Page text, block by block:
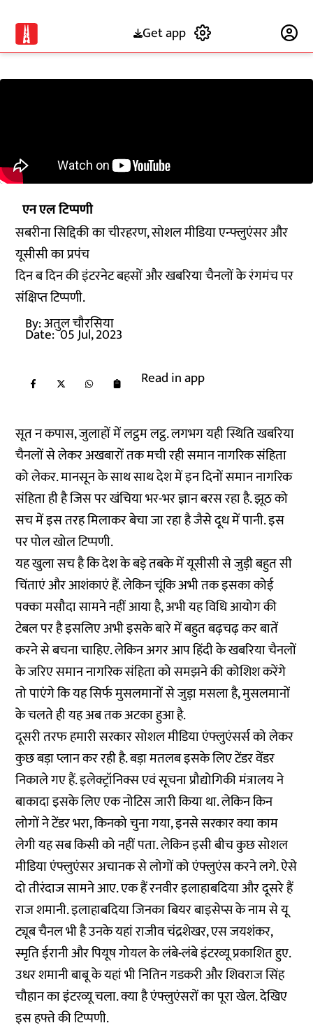
Get app
एन एल टिप्पणी
सबरीना सिद्दिकी का चीरहरण, सोशल मीडिया एन्फ्लुएंसर और
यूसीसी का प्रपंच
दिन ब दिन की इंटरनेट बहसों और खबरिया चैनलों के रंगमंच पर
संक्षिप्त टिप्पणी.
By:अतुल चौरसिया
Date: 05 Jul, 2023
Read in app
सूत न कपास, जुलाहों में लट्ठम लट्ठ. लगभग यही स्थिति खबरिया
चैनलों से लेकर अखबारों तक मची रही समान नागरिक संहिता
को लेकर. मानसून के साथ साथ देश में इन दिनों समान नागरिक
संहिता ही है जिस पर खंचिया भर-भर ज्ञान बरस रहा है. झूठ को
सच में इस तरह मिलाकर बेचा जा रहा है जैसे दूध में पानी. इस
पर पोल खोल टिप्पणी.
यह खुला सच है कि देश के बड़े तबके में यूसीसी से जुड़ी बहुत सी
चिंताएं और आशंकाएं हैं. लेकिन चूंकि अभी तक इसका कोई
पक्का मसौदा सामने नहीं आया है, अभी यह विधि आयोग की
टेबल पर है इसलिए अभी इसके बारे में बहुत बढ़चढ़ कर बातें
करने से बचना चाहिए. लेकिन अगर आप हिंदी के खबरिया चैनलों
के जरिए समान नागरिक संहिता को समझने की कोशिश करेंगे
तो पाएंगे कि यह सिर्फ मुसलमानों से जुड़ा मसला है, मुसलमानों
के चलते ही यह अब तक अटका हुआ है.
दूसरी तरफ हमारी सरकार सोशल मीडिया एंफ्लुएंसर्स को लेकर
कुछ बड़ा प्लान कर रही है. बड़ा मतलब इसके लिए टेंडर वेंडर
निकाले गए हैं. इलेक्ट्रॉनिक्स एवं सूचना प्रौद्योगिकी मंत्रालय ने
बाकादा इसके लिए एक नोटिस जारी किया था. लेकिन किन
लोगों ने टेंडर भरा, किनको चुना गया, इनसे सरकार क्या काम
लेगी यह सब किसी को नहीं पता. लेकिन इसी बीच कुछ सोशल
मीडिया एंफ्लुएंसर अचानक से लोगों को एंफ्लुएंस करने लगे. ऐसे
दो तीरंदाज सामने आए. एक हैं रनवीर इलाहाबदिया और दूसरे हैं
राज शमानी. इलाहाबदिया जिनका बियर बाइसेप्स के नाम से यू
ट्यूब चैनल भी है उनके यहां राजीव चंद्रशेखर, एस जयशंकर,
स्मृति ईरानी और पियूष गोयल के लंबे-लंबे इंटरव्यू प्रकाशित हुए.
उधर शमानी बाबू के यहां भी नितिन गडकरी और शिवराज सिंह
चौहान का इंटरव्यू चला. क्या है एंफ्लुएंसरों का पूरा खेल. देखिए
इस हफ्ते की टिप्पणी.